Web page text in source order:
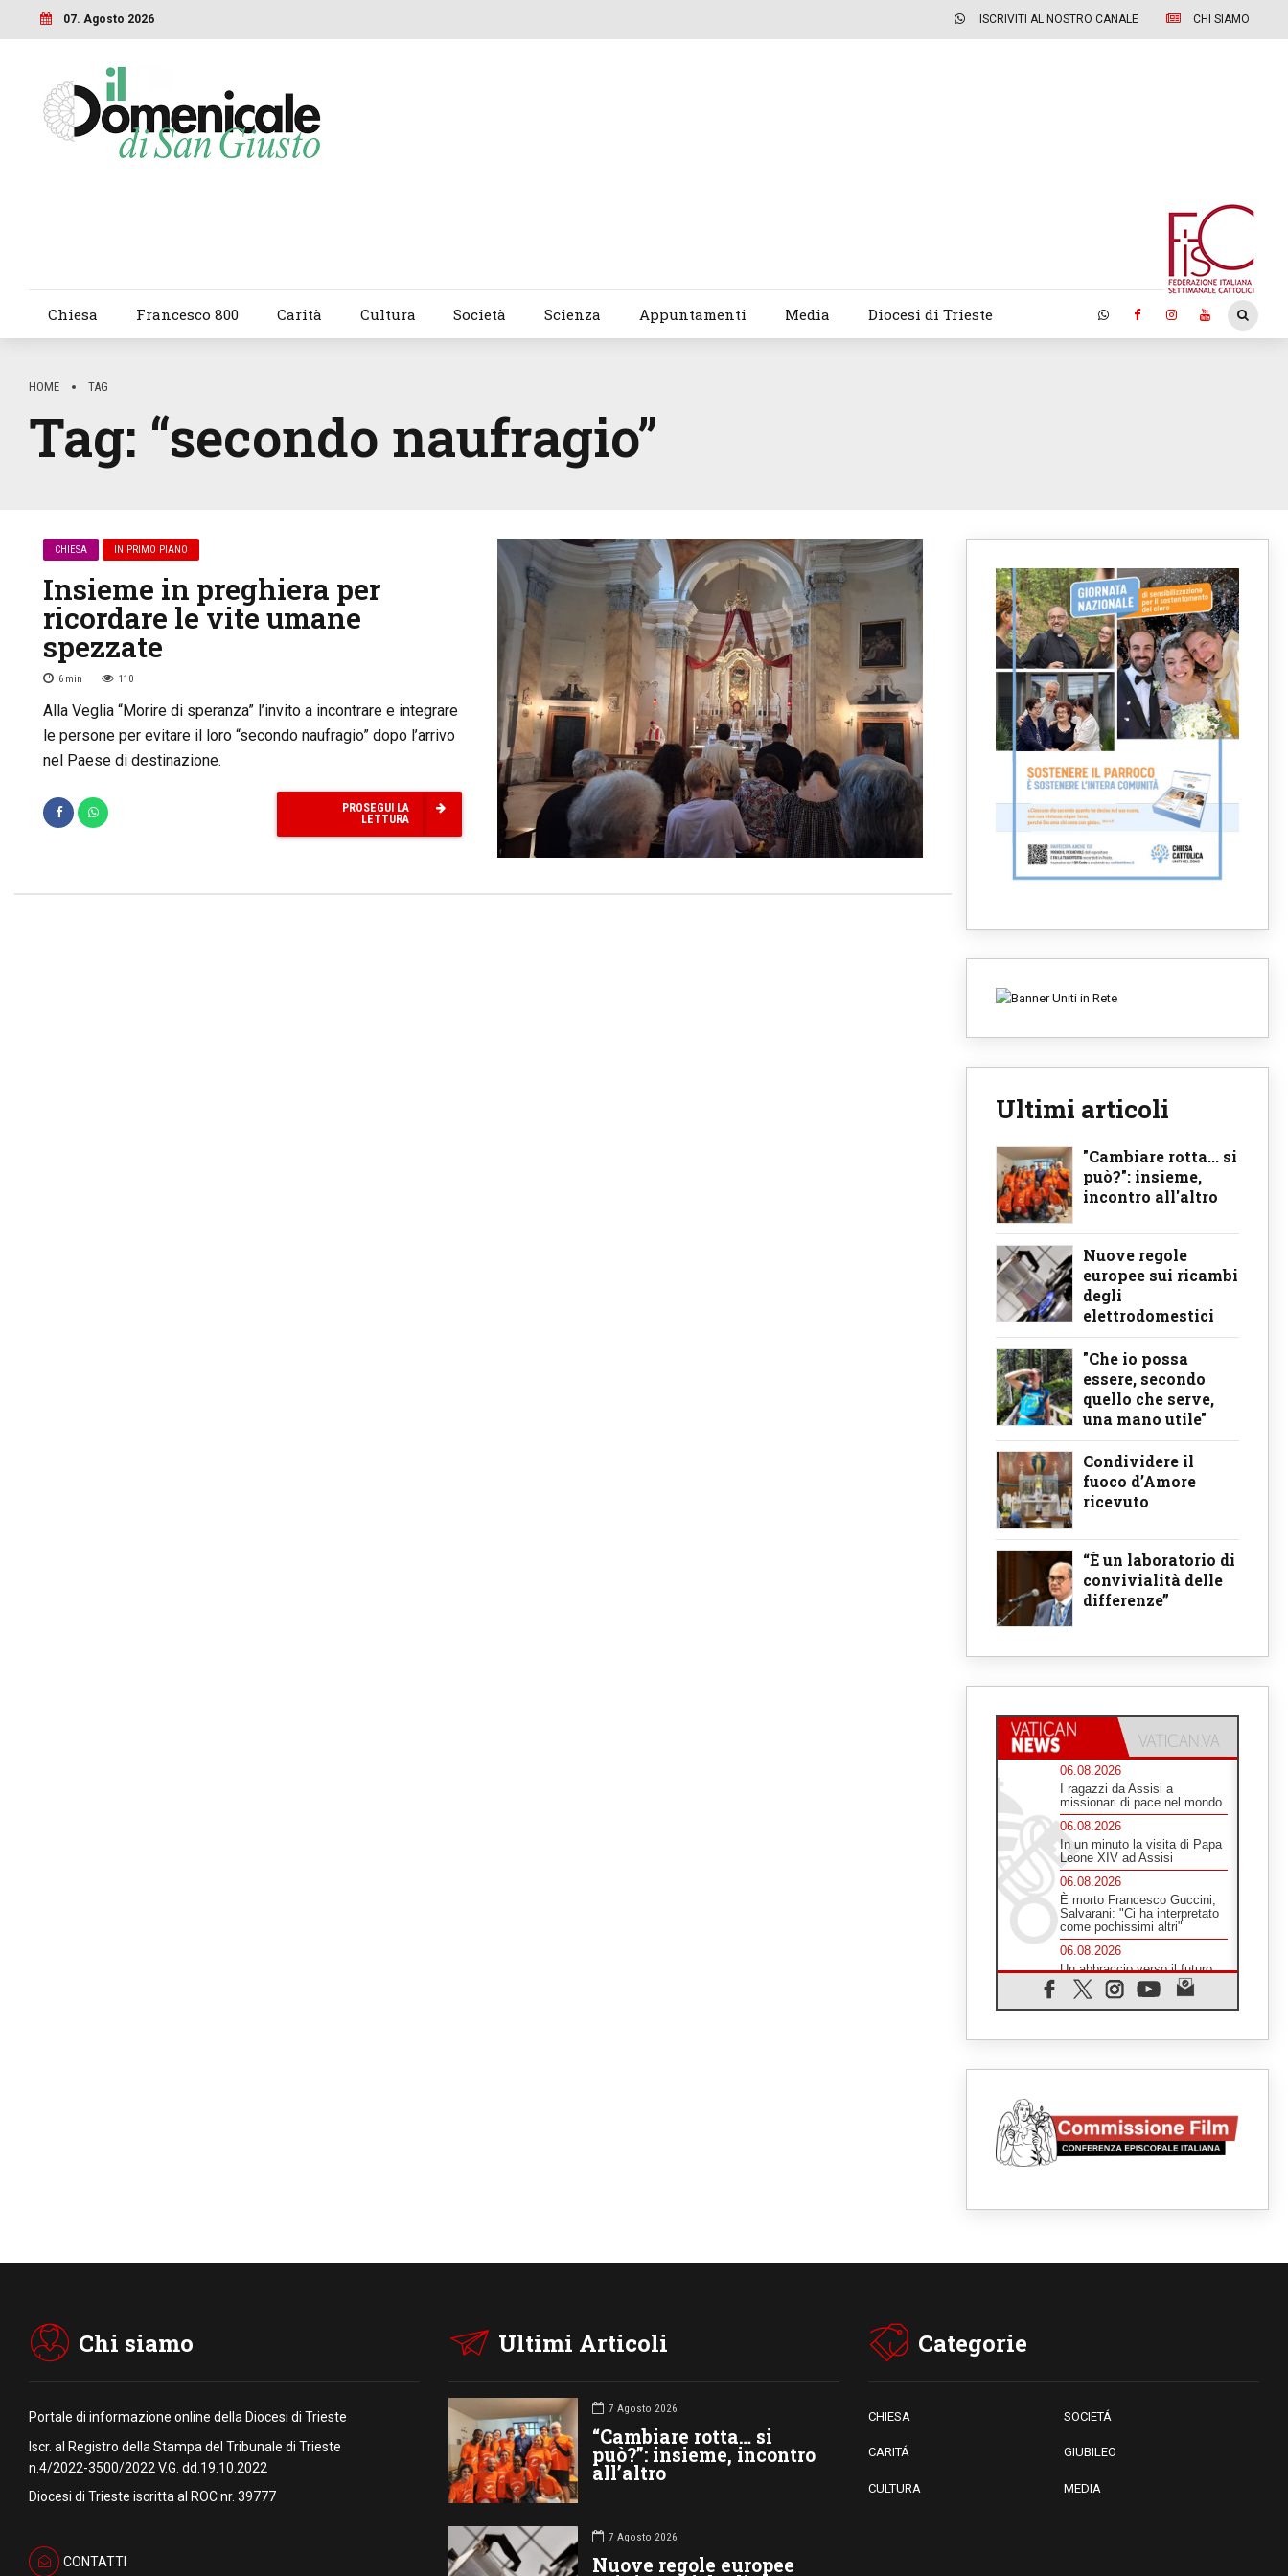
07. Agosto 2026 ISCRIVITI AL NOSTRO CANALE CHI SIAMO
Chiesa Francesco 800 Carità Cultura Società Scienza Appuntamenti Media Diocesi di Trieste
HOME TAG
Tag: “secondo naufragio”
CHIESA IN PRIMO PIANO
Insieme in preghiera per
ricordare le vite umane
spezzate
6 min 110
Alla Veglia “Morire di speranza” l’invito a incontrare e integrare
le persone per evitare il loro “secondo naufragio” dopo l’arrivo
nel Paese di destinazione.
PROSEGUI LA
LETTURA
Ultimi articoli
"Cambiare rotta... si
può?": insieme,
incontro all'altro
Nuove regole
europee sui ricambi
degli
elettrodomestici
"Che io possa
essere, secondo
quello che serve,
una mano utile"
Condividere il
fuoco d’Amore
ricevuto
“È un laboratorio di
convivialità delle
differenze”
06.08.2026
I ragazzi da Assisi a
missionari di pace nel mondo
06.08.2026
In un minuto la visita di Papa
Leone XIV ad Assisi
06.08.2026
È morto Francesco Guccini,
Salvarani: "Ci ha interpretato
come pochissimi altri"
06.08.2026
Un abbraccio verso il futuro,
la grande festa del Papa e dei
giovani ad Assisi
Il grazie dei giovani al Papa:
separano gli esseri umani
06.08.2026
06.08.2026
Hiroshima e Nagasaki, 81
di preghiera per la pace"
Chi siamo
Portale di informazione online della Diocesi di Trieste
Iscr. al Registro della Stampa del Tribunale di Trieste
n.4/2022-3500/2022 V.G. dd.19.10.2022
Diocesi di Trieste iscritta al ROC nr. 39777
CONTATTI
Ultimi Articoli
7 Agosto 2026
“Cambiare rotta… si
può?”: insieme, incontro
all’altro
7 Agosto 2026
Nuove regole europee
Categorie
CHIESA SOCIETÁ
CARITÁ GIUBILEO
CULTURA MEDIA